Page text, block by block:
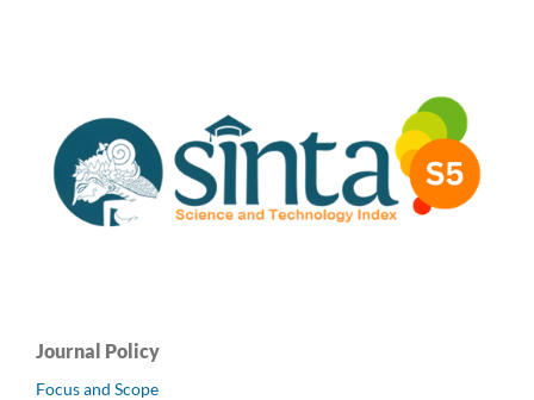
Journal Policy
Focus and Scope